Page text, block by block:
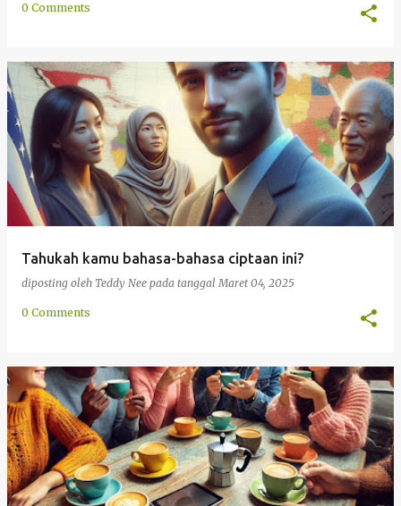
0 Comments
Tahukah kamu bahasa-bahasa ciptaan ini?
diposting oleh Teddy Nee pada tanggalMaret 04, 2025
0 Comments